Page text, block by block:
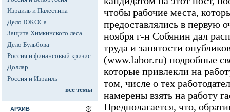
Израиль и Палестина
Дело ЮКОСа
Защита Химкинского леса
Дело Бульбова
Россия и финансовый кризис
Доллар
Россия и Израиль
все темы
АРХИВ
чтобы рабочие места,
предоставлялись в первую
ноября г-н Собянин дал
труда и занятости
(www.labor.ru) подробные
которые привлекли на
том, числе о тех
намерены взять на работу
Предполагается, что,